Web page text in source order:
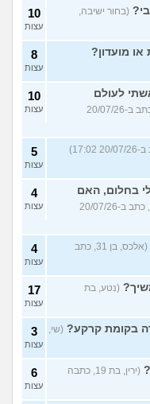
(בחור ישיבה,
10
עצות
מועדון? 8
עצות
לעולם
(אבי, בן 30, כתב ב-20/07/26
10
עצות
5
עצות
בחלום, האם
(אב עובד, בן 44, כתב ב-20/07/26
4
עצות
(אלכס, בן 31, כתב
4
עצות
(נטע, בת
17
עצות
בקומת קרקע? (שי,
3
עצות
(ירין, בת 19, כתבה
6
עצות